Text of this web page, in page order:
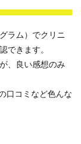
ラム）でクリニ
できます。
、良い感想のみ
口コミなど色んな